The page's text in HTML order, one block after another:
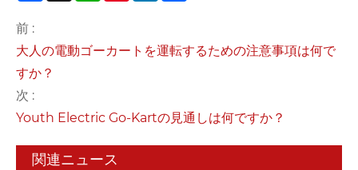
前 :
大人の電動ゴーカートを運転するための注意事項は何で
すか？
次 :
Youth Electric Go-Kartの見通しは何ですか？
関連ニュース